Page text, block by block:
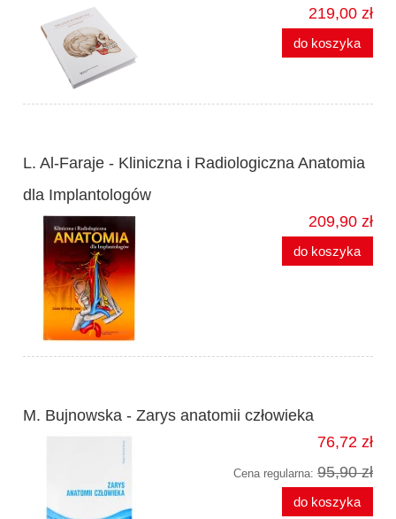
219,00 zł
do koszyka
L. Al-Faraje - Kliniczna i Radiologiczna Anatomia
dla Implantologów
209,90 zł
do koszyka
M. Bujnowska - Zarys anatomii człowieka
76,72 zł
Cena regularna: 95,90 zł
do koszyka